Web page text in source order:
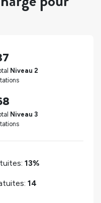
Niveau 2
Niveau 3
13%
14